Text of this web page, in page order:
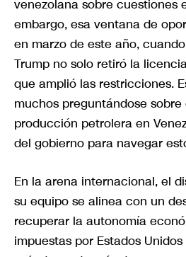
venezolana sobre cuestiones
embargo, esa ventana de
en marzo de este año,
Trump no solo retiró la
que amplió las restricciones.
muchos preguntándose
producción petrolera en
del gobierno para navegar
En la arena internacional, el
su equipo se alinea con un
recuperar la autonomía
impuestas por Estados